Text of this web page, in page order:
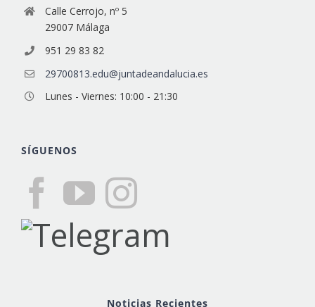
Calle Cerrojo, nº 5
29007 Málaga
951 29 83 82
29700813.edu@juntadeandalucia.es
Lunes - Viernes: 10:00 - 21:30
SÍGUENOS
Noticias Recientes